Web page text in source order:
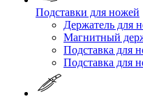
Подставки для ножей
Держатель для
Магнитный
Подставка для
Подставка для